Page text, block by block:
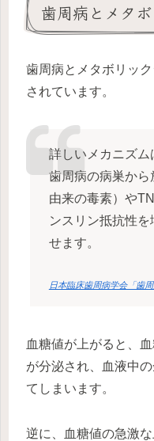
歯周病とメタ
歯周病とメタボリッ
されています。
詳しいメカニズム
歯周病の病巣か
由来の毒素）や
ンスリン抵抗性
せます。
日本臨床歯周病学会「歯
血糖値が上がると、
が分泌され、血液中
てしまいます。
逆に、血糖値の急激